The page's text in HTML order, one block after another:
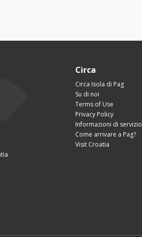
Circa
Circa Isola di Pag
Su di noi
Terms of Use
Privacy Policy
Informazioni di servizio
Come arrivare a Pag?
Visit Croatia